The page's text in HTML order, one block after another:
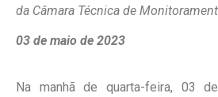
da Câmara Técnica de
03 de maio de 2023
Na manhã de quarta-feira, 03